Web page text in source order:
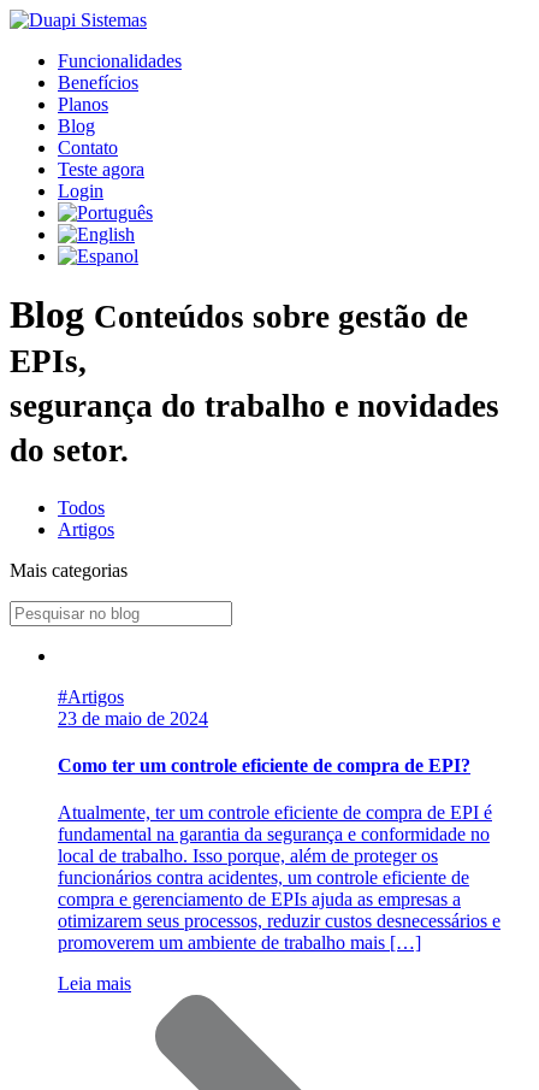
Funcionalidades
Benefícios
Planos
Blog
Contato
Teste agora
Login
Blog Conteúdos sobre gestão de
EPIs,
segurança do trabalho e novidades
do setor.
Todos
Artigos
Mais categorias
#Artigos
23 de maio de 2024
Como ter um controle eficiente de compra de EPI?
Atualmente, ter um controle eficiente de compra de EPI é
fundamental na garantia da segurança e conformidade no
local de trabalho. Isso porque, além de proteger os
funcionários contra acidentes, um controle eficiente de
compra e gerenciamento de EPIs ajuda as empresas a
otimizarem seus processos, reduzir custos desnecessários e
promoverem um ambiente de trabalho mais […]
Leia mais